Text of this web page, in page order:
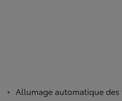
Allumage automatique des